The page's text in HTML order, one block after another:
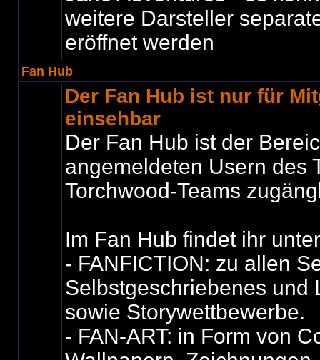
weitere Darsteller
eröffnet werden
Fan Hub
Der Fan Hub ist nur für
einsehbar
Der Fan Hub ist der
angemeldeten Usern des
Torchwood-Teams
Im Fan Hub findet ihr
- FANFICTION: zu allen
Selbstgeschriebenes und
sowie Storywettbewerbe.
- FAN-ART: in Form von